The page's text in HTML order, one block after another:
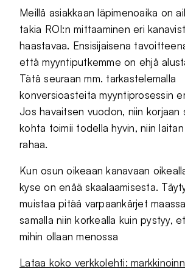
Meillä asiakkaan läpimenoaika on
takia ROI:n mittaaminen eri
haastavaa. Ensisijaisena
että myyntiputkemme on ehjä
Tätä seuraan mm. tarkastelemalla
konversioasteita myyntiprosessin
Jos havaitsen vuodon, niin korjaan
kohta toimii todella hyvin, niin
rahaa.
Kun osun oikeaan kanavaan
kyse on enää skaalaamisesta.
muistaa pitää varpaankärjet
samalla niin korkealla kuin pystyy,
mihin ollaan menossa
Lataa koko verkkolehti: